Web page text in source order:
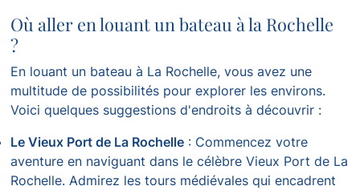
Où aller en louant un bateau à la Rochelle
?
En louant un bateau à La Rochelle, vous avez une
multitude de possibilités pour explorer les environs.
Voici quelques suggestions d'endroits à découvrir :
Le Vieux Port de La Rochelle : Commencez votre
aventure en naviguant dans le célèbre Vieux Port de La
Rochelle. Admirez les tours médiévales qui encadrent